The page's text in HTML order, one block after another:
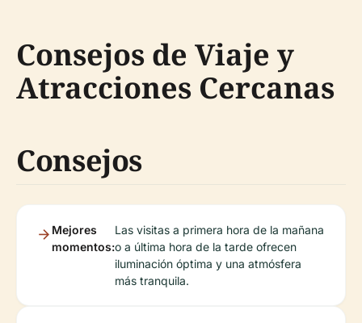
Consejos de Viaje y
Atracciones Cercanas
Consejos
Mejores
momentos:
Las visitas a primera hora de la mañana
o a última hora de la tarde ofrecen
iluminación óptima y una atmósfera
más tranquila.